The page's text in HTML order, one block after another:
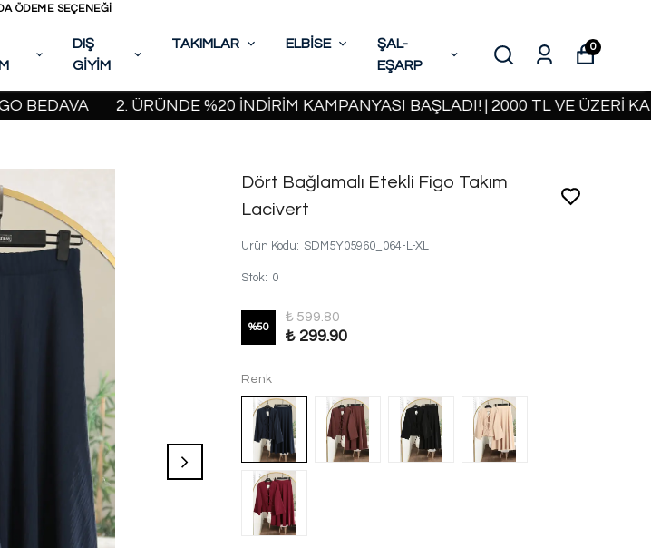
ÖDEME SEÇENEĞİ
DIŞ
GİYİM
TAKIMLAR ELBİSE
ŞAL-
EŞARP
0
2. ÜRÜNDE %20 İNDİRİM KAMPANYASI BAŞLADI! | 2000 TL VE ÜZERİ KARGO
Dört Bağlamalı Etekli Figo Takım
Lacivert
Ürün Kodu: SDM5Y05960_064-L-XL
Stok: 0
%50
₺ 599.80
₺ 299.90
Renk